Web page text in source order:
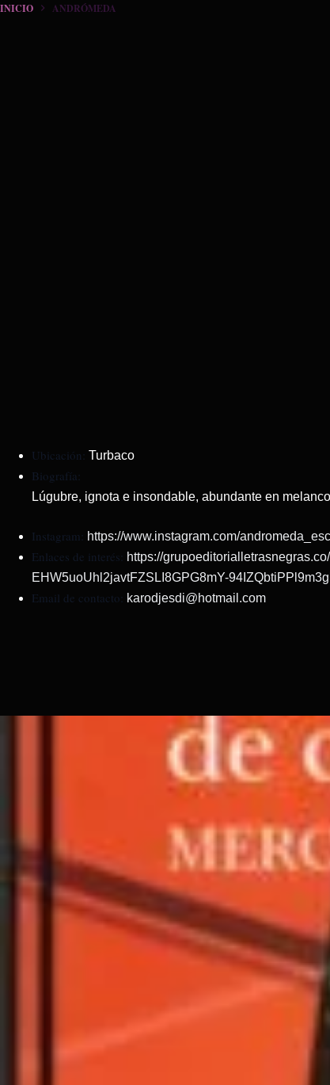
INICIO ANDRÓMEDA
Ubicación: Turbaco
Biografía:
Lúgubre, ignota e insondable, abundante en
Instagram: https://www.instagram.com/
Enlaces de interés:
https://
EHW5uoUhl2javtFZSLI8GPG8mY-
Email de contacto: karodjesdi@hotmail.com